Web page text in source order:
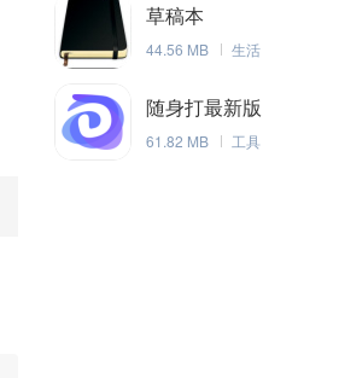
草稿本
44.56 MB 生活
随身打最新版
61.82 MB 工具